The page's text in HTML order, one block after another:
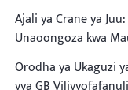
Ajali ya Crane ya
Unaoongoza kwa
Orodha ya Ukaguzi